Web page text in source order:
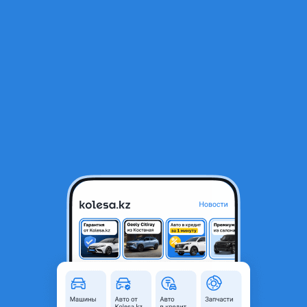
Радиатор диффузор Патрол
Алматы, Алматинская